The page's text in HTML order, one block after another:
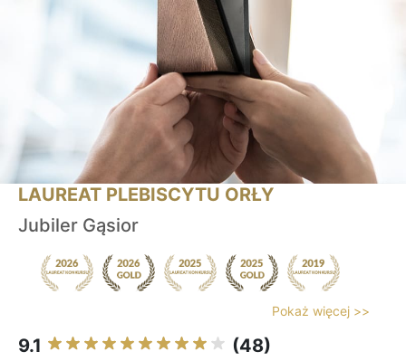
LAUREAT PLEBISCYTU ORŁY
Jubiler Gąsior
Pokaż więcej >>
9.1 (48)